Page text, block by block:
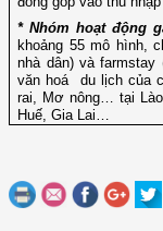
* Nhóm hoạt động
khoảng 55 mô hình,
nhà dân) và
văn hoá du lịch của
rai, Mơ nông… tại
Huế, Gia Lai…